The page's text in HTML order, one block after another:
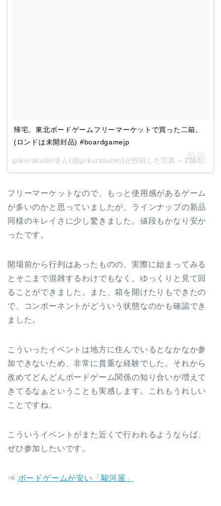
帰宅。東北ボードゲームフリーマーケットで買った二箱。
(ロンドは未開封品) #boardgamejp
gokurakutenさん(@gokurakuten)が投稿した写真 – 2016 9月 25 3:55午前 PDT
フリーマーケットなので、もっと使用感があるゲーム
が多いのかと思っていましたが、ラインナップの新品
同様のキレイさに少し驚きました。値段もかなり安か
ったです。
開場前から行列はあったものの、実際に始まってみる
とそこまで混雑するわけでもなく、ゆっくりと見て回
ることができました。また、箱を開けたりもできたの
で、コンポーネントがどういう状態なのかも確認でき
ました。
こういったイベントは地方に住んでいるとなかなか参
加できないため、非常に貴重な経験でした。それから
改めてどんどんボードゲーム関係の知り合いが増えて
きてるなぁということも実感します。これもうれしい
ことですね。
こういうイベントがまた近くで行われるようならば、
ぜひ参加したいです。
⇒ ボードゲームが安い「駿河屋」